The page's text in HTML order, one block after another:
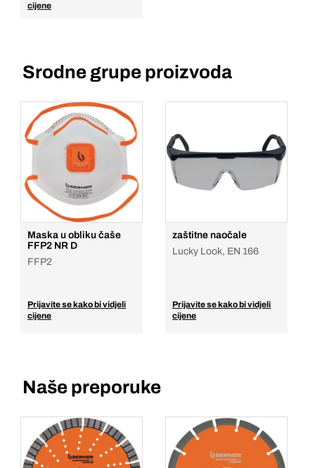
cijene
Srodne grupe proizvoda
Maska u obliku čaše
FFP2 NR D
FFP2
Prijavite se kako bi vidjeli
cijene
zaštitne naočale
Lucky Look, EN 166
Prijavite se kako bi vidjeli
cijene
Naše preporuke